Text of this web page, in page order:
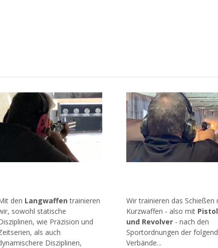
den Langwaffen trainieren
sowohl statische
wie Präzision und
als auch
Disziplinen,
Wir trainieren das Schießen
Kurzwaffen - also mit
und Revolver - nach den
Sportordnungen der
Verbände...